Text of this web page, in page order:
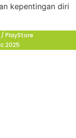
kepentingan diri
PlayStore
2025